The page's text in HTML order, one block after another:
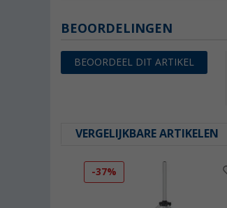
BEOORDELINGEN
BEOORDEEL DIT ARTIKEL
VERGELIJKBARE ARTIKELEN
-37%